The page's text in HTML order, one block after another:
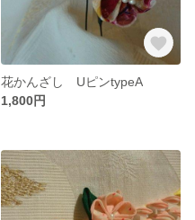
花かんざし UピンtypeA
1,800円